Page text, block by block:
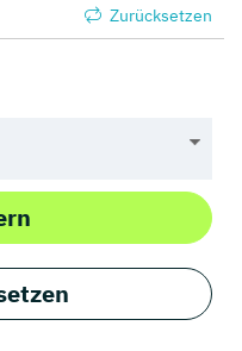
Zurücksetzen